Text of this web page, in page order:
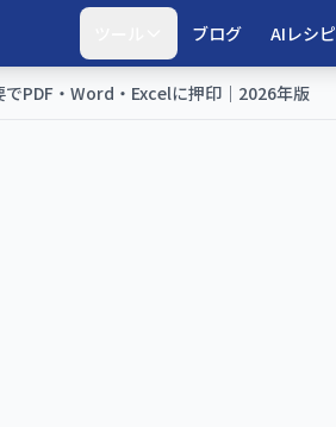
ブログ AIレシピ
PDF・Word・Excelに押印｜2026年版